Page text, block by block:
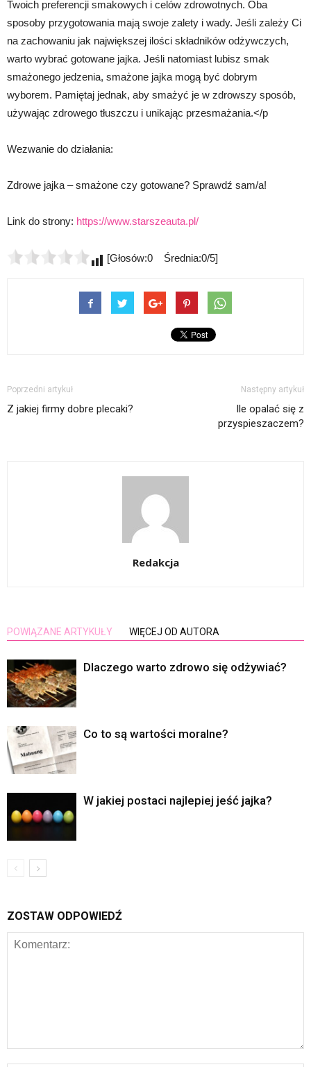
Twoich preferencji smakowych i celów zdrowotnych. Oba
sposoby przygotowania mają swoje zalety i wady. Jeśli zależy Ci
na zachowaniu jak największej ilości składników odżywczych,
warto wybrać gotowane jajka. Jeśli natomiast lubisz smak
smażonego jedzenia, smażone jajka mogą być dobrym
wyborem. Pamiętaj jednak, aby smażyć je w zdrowszy sposób,
używając zdrowego tłuszczu i unikając przesmażania.</p
Wezwanie do działania:
Zdrowe jajka – smażone czy gotowane? Sprawdź sam/a!
Link do strony: https://www.starszeauta.pl/
[Głosów:0 Średnia:0/5]
Poprzedni artykuł
Z jakiej firmy dobre plecaki?
Następny artykuł
Ile opalać się z
przyspieszaczem?
Redakcja
POWIĄZANE ARTYKUŁY WIĘCEJ OD AUTORA
Dlaczego warto zdrowo się odżywiać?
Co to są wartości moralne?
W jakiej postaci najlepiej jeść jajka?
ZOSTAW ODPOWIEDŹ